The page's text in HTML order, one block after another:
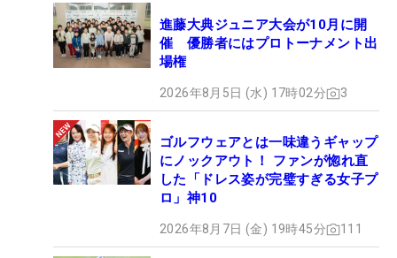
進藤大典ジュニア大会が10月に開
催 優勝者にはプロトーナメント出
場権
2026年8月5日 (水) 17時02分 3
ゴルフウェアとは一味違うギャップ
にノックアウト！ ファンが惚れ直
した「ドレス姿が完璧すぎる女子プ
ロ」神10
2026年8月7日 (金) 19時45分 111